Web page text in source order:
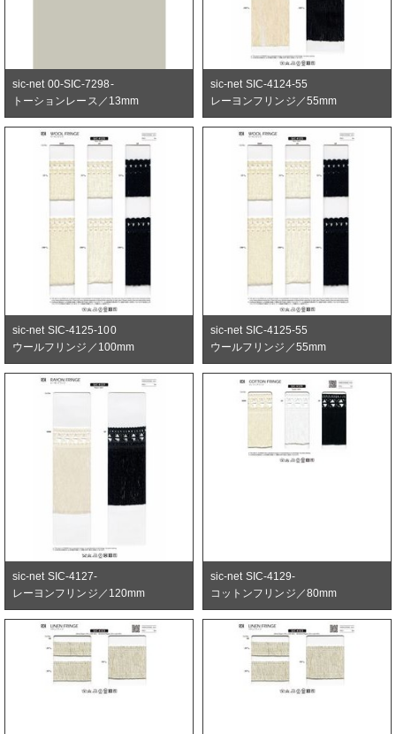
sic-net 00-SIC-7298-
トーションレース／13mm
sic-net SIC-4124-55
レーヨンフリンジ／55mm
sic-net SIC-4125-100
ウールフリンジ／100mm
sic-net SIC-4125-55
ウールフリンジ／55mm
sic-net SIC-4127-
レーヨンフリンジ／120mm
sic-net SIC-4129-
コットンフリンジ／80mm